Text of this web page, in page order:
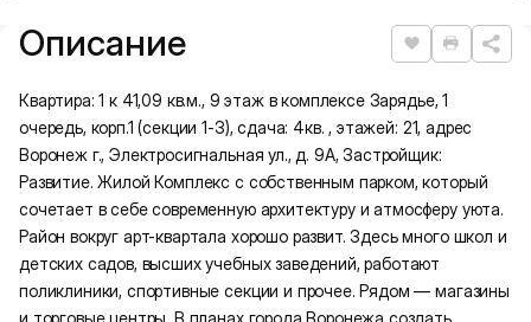
Подробная информация
Описание Нравится
Квартира: 1 к 41,09 кв.м., 9 этаж в комплексе Зарядье, 1
очередь, корп.1 (секции 1-3), сдача: 4кв. , этажей: 21, адрес
Воронеж г., Электросигнальная ул., д. 9А, Застройщик:
Развитие. Жилой Комплекс с собственным парком, который
сочетает в себе современную архитектуру и атмосферу уюта.
Район вокруг арт-квартала хорошо развит. Здесь много школ и
детских садов, высших учебных заведений, работают
поликлиники, спортивные секции и прочее. Рядом — магазины
и торговые центры. В планах города Воронежа создать